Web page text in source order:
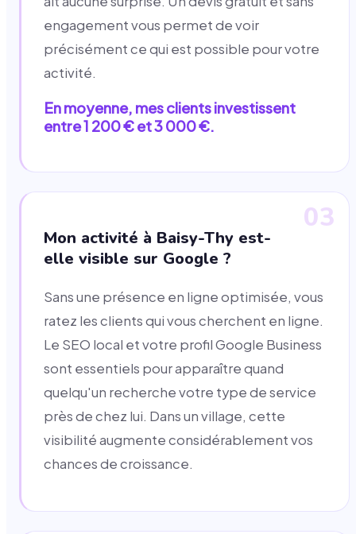
engagement vous permet de voir
précisément ce qui est possible pour votre
activité.
En moyenne, mes clients investissent
entre 1 200 € et 3 000 €.
03
Mon activité à Baisy-Thy est-
elle visible sur Google ?
Sans une présence en ligne optimisée, vous
ratez les clients qui vous cherchent en ligne.
Le SEO local et votre profil Google Business
sont essentiels pour apparaître quand
quelqu'un recherche votre type de service
près de chez lui. Dans un village, cette
visibilité augmente considérablement vos
chances de croissance.